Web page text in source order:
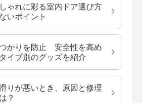
ゃれに彩る室内ドア選び方
いポイント
かりを防止 安全性を高め
イプ別のグッズを紹介
りが悪いとき、原因と修理
？